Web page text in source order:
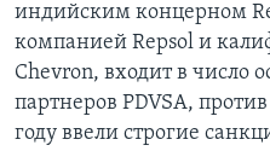
индийским концерном
компанией Repsol и
Chevron, входит в число
партнеров PDVSA,
году ввели строгие